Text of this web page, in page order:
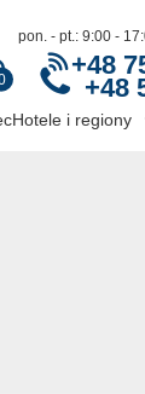
pon. - pt.: 9:00 -
+48
+48
Hotele i regiony